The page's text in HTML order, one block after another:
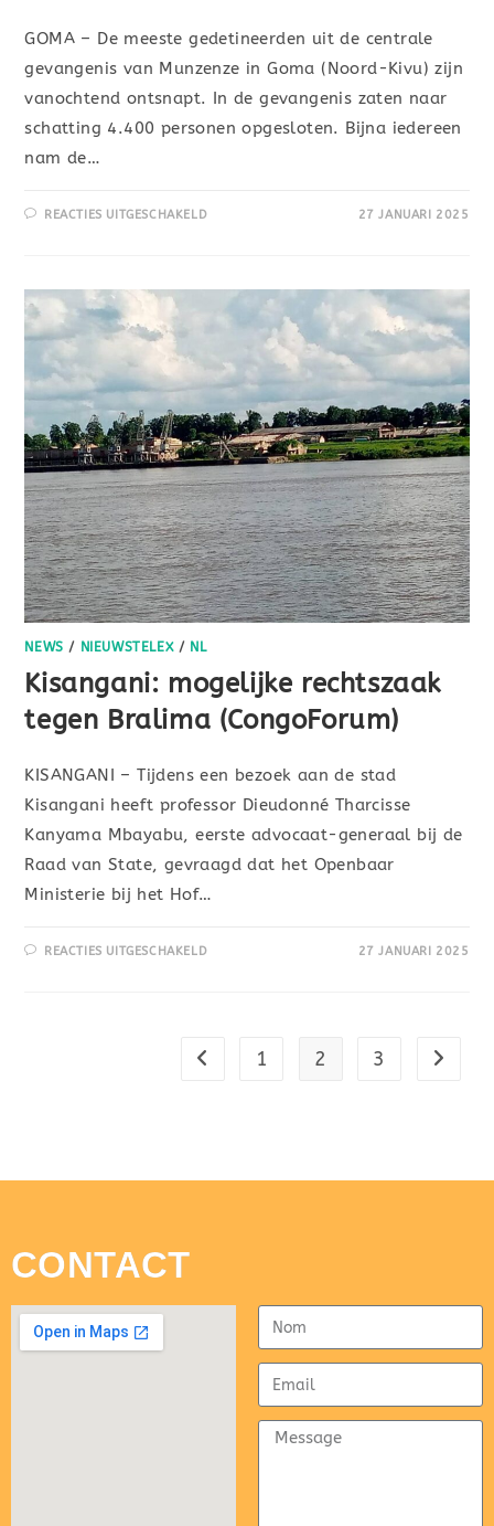
GOMA – De meeste gedetineerden uit de centrale
gevangenis van Munzenze in Goma (Noord-Kivu) zijn
vanochtend ontsnapt. In de gevangenis zaten naar
schatting 4.400 personen opgesloten. Bijna iedereen
nam de…
REACTIES UITGESCHAKELD 27 JANUARI 2025
NEWS / NIEUWSTELEX/ NL
Kisangani: mogelijke rechtszaak
tegen Bralima (CongoForum)
KISANGANI – Tijdens een bezoek aan de stad
Kisangani heeft professor Dieudonné Tharcisse
Kanyama Mbayabu, eerste advocaat-generaal bij de
Raad van State, gevraagd dat het Openbaar
Ministerie bij het Hof…
REACTIES UITGESCHAKELD 27 JANUARI 2025
1 2 3
CONTACT